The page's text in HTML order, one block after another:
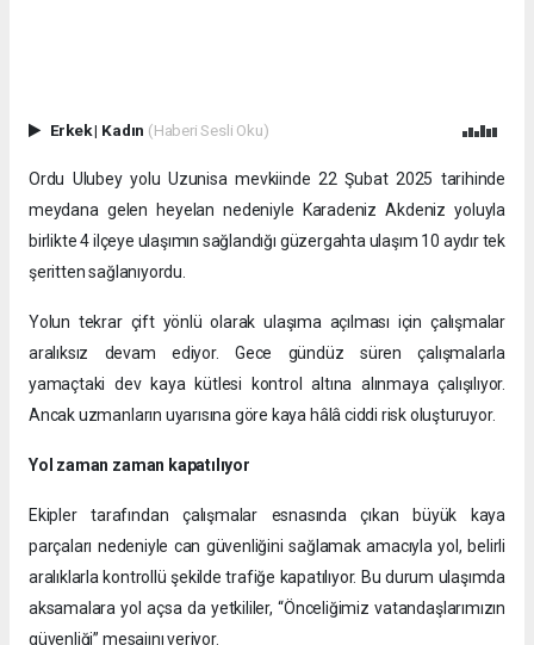
Erkek| Kadın (Haberi Sesli Oku)
Ordu Ulubey yolu Uzunisa mevkiinde 22 Şubat 2025 tarihinde
meydana gelen heyelan nedeniyle Karadeniz Akdeniz yoluyla
birlikte 4 ilçeye ulaşımın sağlandığı güzergahta ulaşım 10 aydır tek
şeritten sağlanıyordu.
Yolun tekrar çift yönlü olarak ulaşıma açılması için çalışmalar
aralıksız devam ediyor. Gece gündüz süren çalışmalarla
yamaçtaki dev kaya kütlesi kontrol altına alınmaya çalışılıyor.
Ancak uzmanların uyarısına göre kaya hâlâ ciddi risk oluşturuyor.
Yol zaman zaman kapatılıyor
Ekipler tarafından çalışmalar esnasında çıkan büyük kaya
parçaları nedeniyle can güvenliğini sağlamak amacıyla yol, belirli
aralıklarla kontrollü şekilde trafiğe kapatılıyor. Bu durum ulaşımda
aksamalara yol açsa da yetkililer, “Önceliğimiz vatandaşlarımızın
güvenliği” mesajını veriyor.